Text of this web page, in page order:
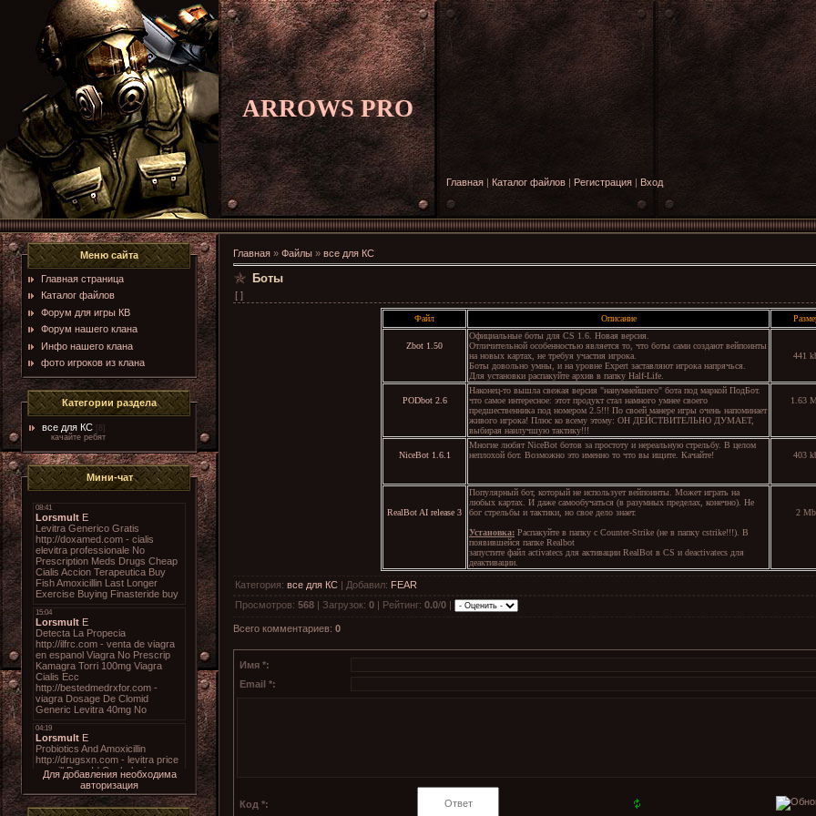
ARROWS PRO
Главная | Каталог файлов | Регистрация | Вход
Меню сайта
Главная страница
Каталог файлов
Форум для игры КВ
Форум нашего клана
Инфо нашего клана
фото игроков из клана
Категории раздела
все для КС
[8]
качайте ребят
Мини-чат
Для добавления необходима
авторизация
Главная » Файлы » все для КС
Боты
[ ]
Файл Описание
Zbot 1.50
Официальные боты для CS 1.6 . Новая версия.
Отличительной особенностью является то, что боты сами создают вейпоинты
на новых картах, не требуя участия игрока.
Боты довольно умны, и на уровне Expert заставляют игрока напрячься.
Для установки распакуйте архив в папку Half-Life
441
PODbot 2.6
Наконец-то вышла свежая версия "наиумнейшего" бота под маркой ПодБот.
что самое интересное: этот продукт стал намного умнее своего
предшественника под номером 2.5!!! По своей манере игры очень напоминает
живого игрока! Плюс ко всему этому: ОН ДЕЙСТВИТЕЛЬНО ДУМАЕТ,
выбирая наилучшую тактику!!!
1.63
NiceBot 1.6.1
Многие любят NiceBot ботов за простоту и нереальную стрельбу. В целом
неплохой бот. Возможно это именно то что вы ищите. Качайте!
403
RealBot AI release 3
Популярный бот, который не использует вейпоинты. Может играть на
любых картах. И даже самообучаться (в разумных пределах, конечно). Не
бог стрельбы и тактики, но свое дело знает.
Установка: Распакуйте в папку с Counter-Strike (не в папку cstrike!!!). В
появившейся папке Realbot
запустите файл activatecs для активации RealBot в CS и deactivatecs для
деактивации.
2 Mb
Категория: все для КС | Добавил: FEAR
Просмотров: 568 | Загрузок: 0 | Рейтинг: 0.0/0 |
Всего комментариев: 0
Имя *:
Email *:
Код *: